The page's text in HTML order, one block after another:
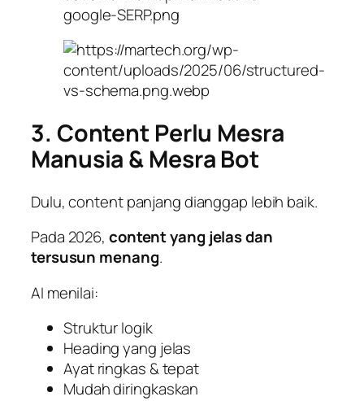
3. Content Perlu Mesra
Manusia & Mesra Bot
Dulu, content panjang dianggap lebih baik.
Pada 2026, content yang jelas dan
tersusun menang.
AI menilai:
Struktur logik
Heading yang jelas
Ayat ringkas & tepat
Mudah diringkaskan